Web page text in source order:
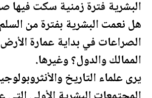
البشرية فترة زمنية سكت فيها
هل نعمت البشرية بفترة من
الصراعات في بداية عمارة
الممالك والدول؟ وغيرها.
يرى علماء التاريخ